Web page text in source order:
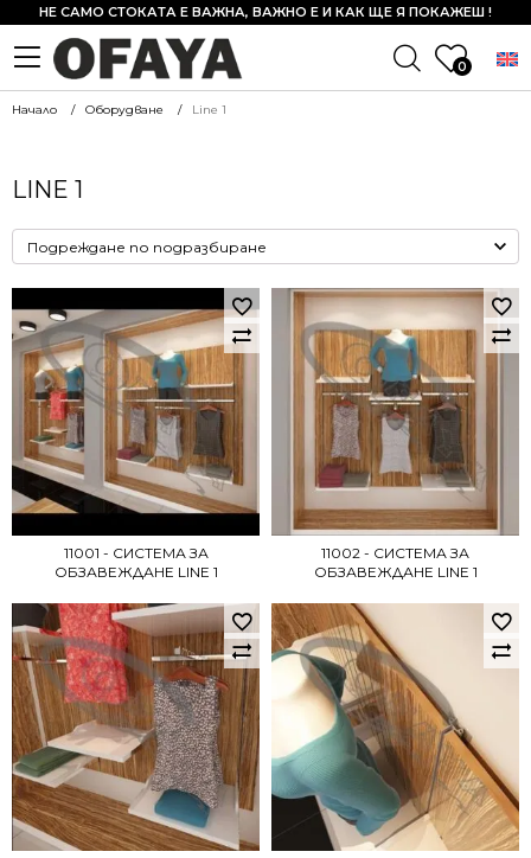
0
НЕ САМО СТОКАТА Е ВАЖНА, ВАЖНО Е И КАК ЩЕ Я ПОКАЖЕШ !
Начало Оборудване Line 1
LINE 1
11001 - СИСТЕМА ЗА
ОБЗАВЕЖДАНЕ LINE 1
11002 - СИСТЕМА ЗА
ОБЗАВЕЖДАНЕ LINE 1